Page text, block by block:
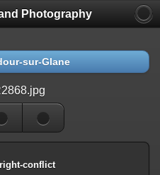
Photography
sur-Glane